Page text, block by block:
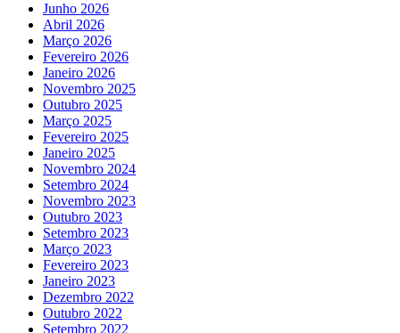
Junho 2026
Abril 2026
Março 2026
Fevereiro 2026
Janeiro 2026
Novembro 2025
Outubro 2025
Março 2025
Fevereiro 2025
Janeiro 2025
Novembro 2024
Setembro 2024
Novembro 2023
Outubro 2023
Setembro 2023
Março 2023
Fevereiro 2023
Janeiro 2023
Dezembro 2022
Outubro 2022
Setembro 2022